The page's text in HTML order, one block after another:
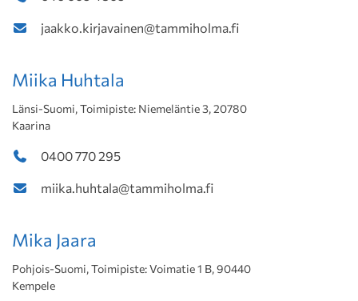
jaakko.kirjavainen@tammiholma.fi
Miika Huhtala
Länsi-Suomi, Toimipiste: Niemeläntie 3, 20780
Kaarina
0400 770 295
miika.huhtala@tammiholma.fi
Mika Jaara
Pohjois-Suomi, Toimipiste: Voimatie 1 B, 90440
Kempele